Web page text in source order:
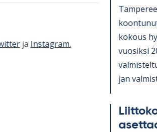
ja Instagram.
ko­kous
vuo­siksi
jan